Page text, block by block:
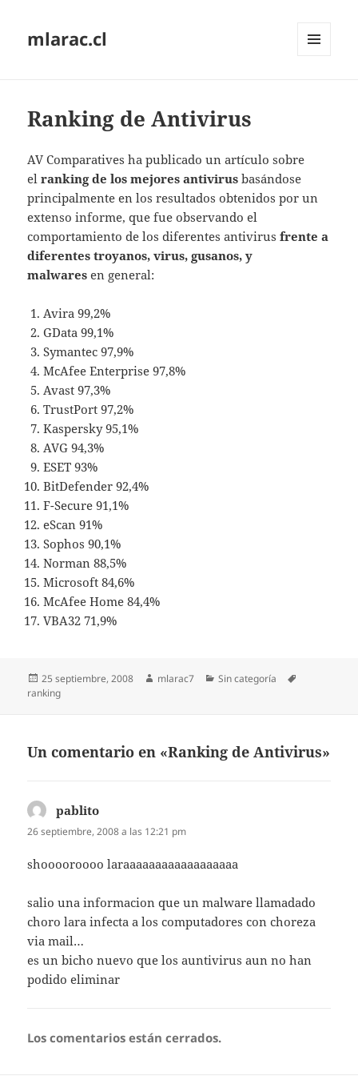
mlarac.cl
Ranking de Antivirus
AV Comparatives ha publicado un artículo sobre
elranking de los mejores antivirus basándose
principalmente en los resultados obtenidos por un
extenso informe, que fue observando el
comportamiento de los diferentes antivirusfrente a
diferentes troyanos, virus, gusanos, y
malwares en general:
Avira 99,2%
GData 99,1%
Symantec 97,9%
McAfee Enterprise 97,8%
Avast 97,3%
TrustPort 97,2%
Kaspersky 95,1%
AVG 94,3%
ESET 93%
BitDefender 92,4%
F-Secure 91,1%
eScan 91%
Sophos 90,1%
Norman 88,5%
Microsoft 84,6%
McAfee Home 84,4%
VBA32 71,9%
Publicado
el
25 septiembre, 2008 Autor
mlarac7 Categorías
Sin categoría
ranking
Un comentario en «Ranking de Antivirus»
pablito
26 septiembre, 2008 a las 12:21 pm
shooooroooo laraaaaaaaaaaaaaaaaaa
salio una informacion que un malware llamadado
choro lara infecta a los computadores con choreza
via mail…
es un bicho nuevo que los auntivirus aun no han
podido eliminar
Los comentarios están cerrados.